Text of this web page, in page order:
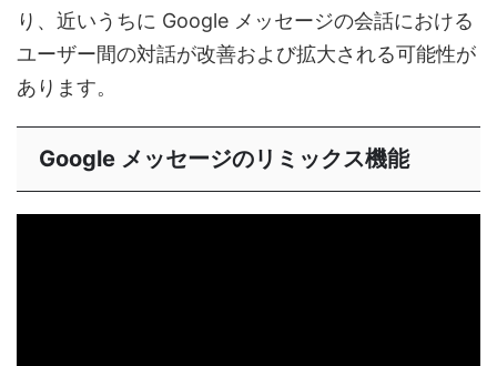
り、近いうちに Google メッセージの会話における
ユーザー間の対話が改善および拡大される可能性が
あります。
Google メッセージのリミックス機能